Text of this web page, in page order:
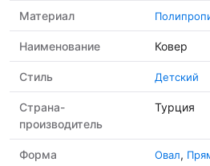
Материал
Наименование Ковер
Стиль Детский
Страна-
производитель
Турция
Форма Овал,